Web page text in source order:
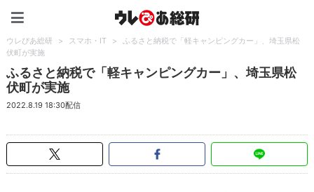
ウレぴあ総研 > スマホ・IT >
ふるさと納税で「軽キャンピングカー」、埼玉県松
伏町が実施
ふるさと納税で「軽キャンピングカー」、埼玉県松
伏町が実施
2022.8.19 18:30配信